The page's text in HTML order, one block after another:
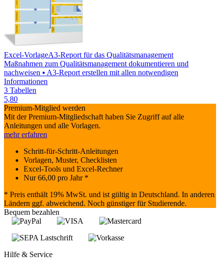
Excel-VorlageA3-Report für das Qualitätsmanagement
Maßnahmen zum Qualitätsmanagement dokumentieren und
nachweisen ▪ A3-Report erstellen mit allen notwendigen
Informationen
3 Tabellen
5,80
Premium-Mitglied werden
Mit der Premium-Mitgliedschaft haben Sie Zugriff auf alle
Anleitungen und alle Vorlagen.
mehr erfahren
Schritt-für-Schritt-Anleitungen
Vorlagen, Muster, Checklisten
Excel-Tools und Excel-Rechner
Nur66,00 pro Jahr *
* Preis enthält 19% MwSt. und ist gültig in Deutschland. In anderen
Ländern ggf. abweichend. Noch günstiger für Studierende.
Bequem bezahlen
Hilfe & Service